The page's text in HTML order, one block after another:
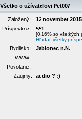
Všetko o užívateľovi Pet007
Založený:
12 november 2015
Príspevkov:
551
[0.16% zo všetkých
Hľadať všetky
Bydlisko:
Jablonec n.N.
WWW:
Povolanie:
Záujmy:
audio ? :)